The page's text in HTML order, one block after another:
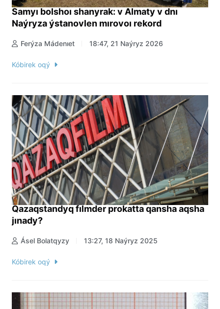
Samyı bolshoı shanyrak: v Almaty v dnı
Naýryza ýstanovlen mırovoı rekord
Ferýza Mádenıet 18:47, 21 Naýryz 2026
Kóbirek oqý
Qazaqstandyq fılmder prokatta qansha aqsha
jınady?
Ásel Bolatqyzy 13:27, 18 Naýryz 2025
Kóbirek oqý